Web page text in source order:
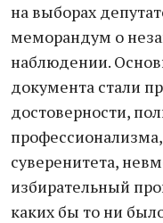
на выборах
меморандум о
наблюдении.
документа стали
достоверности,
суверенитета,
избирательный
каких бы то ни